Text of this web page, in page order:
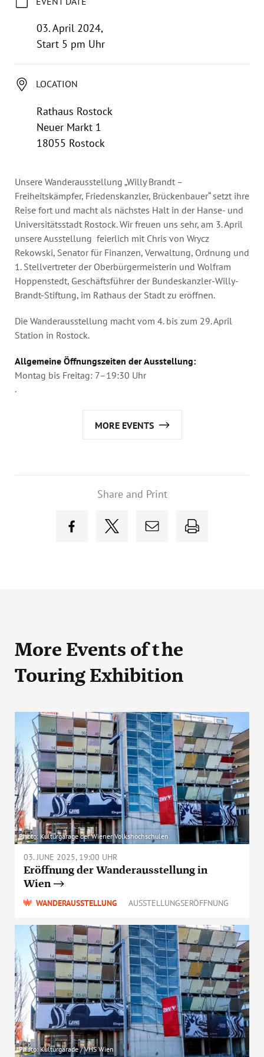
03. April 2024,
Start 5 pm Uhr
LOCATION
Rathaus Rostock
Neuer Markt 1
18055 Rostock
Unsere Wanderausstellung „Willy Brandt –
Freiheitskämpfer, Friedenskanzler, Brückenbauer“ setzt ihre
Reise fort und macht als nächstes Halt in der Hanse- und
Universitätsstadt Rostock. Wir freuen uns sehr, am 3. April
unsere Ausstellung feierlich mit Chris von Wrycz
Rekowski, Senator für Finanzen, Verwaltung, Ordnung und
1. Stellvertreter der Oberbürgermeisterin und Wolfram
Hoppenstedt, Geschäftsführer der Bundeskanzler-Willy-
Brandt-Stiftung, im Rathaus der Stadt zu eröffnen.
Die Wanderausstellung macht vom 4. bis zum 29. April
Station in Rostock.
Allgemeine Öffnungszeiten der Ausstellung:
Montag bis Freitag: 7–19:30 Uhr
.
MORE EVENTS
Share and Print
More Events of the
Touring Exhibition
Photo: Kulturgarage der Wiener Volkshochschulen
03. JUNE 2025, 19:00 UHR
Eröffnung der Wanderausstellung in
Wien
WANDERAUSSTELLUNG AUSSTELLUNGSERÖFFNUNG
Photo: Kulturgarade / VHS Wien